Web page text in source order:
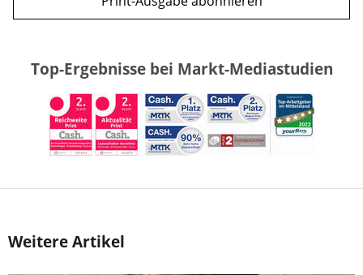
Top-Ergebnisse bei Markt-Mediastudien
Weitere Artikel